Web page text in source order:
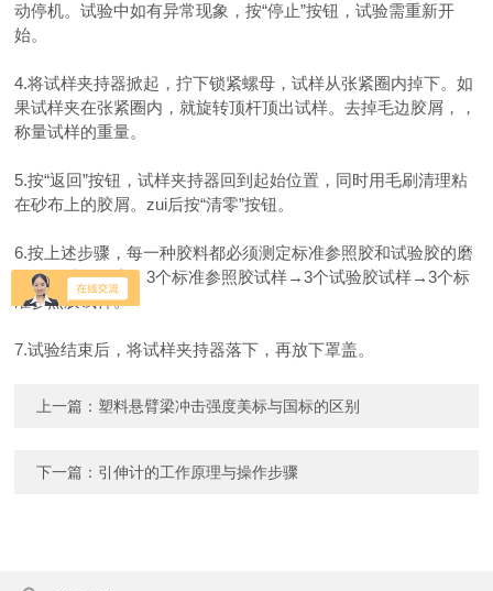
动停机。试验中如有异常现象，按“停止”按钮，试验需重新开
始。
4.将试样夹持器掀起，拧下锁紧螺母，试样从张紧圈内掉下。如
果试样夹在张紧圈内，就旋转顶杆顶出试样。去掉毛边胶屑，，
称量试样的重量。
5.按“返回”按钮，试样夹持器回到起始位置，同时用毛刷清理粘
在砂布上的胶屑。zui后按“清零”按钮。
6.按上述步骤，每一种胶料都必须测定标准参照胶和试验胶的磨
耗量。试验顺序：3个标准参照胶试样→3个试验胶试样→3个标
准参照胶试样。
7.试验结束后，将试样夹持器落下，再放下罩盖。
上一篇： 塑料悬臂梁冲击强度美标与国标的区别
下一篇： 引伸计的工作原理与操作步骤